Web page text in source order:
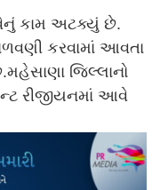
કામ અટક્યું છે.
કરવામાં આવતા
જિલ્લાનો
રીજીયનમાં આવે